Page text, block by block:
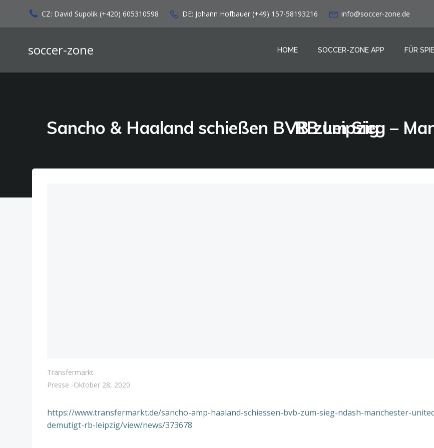
springen
CZ: David Supolik (+420) 605310598 DE: Johann Hofbauer (+49) 157-58193216 info@soccer-zone.de
soccer-zone HOME SOCCER-ZONE APP FÜR
Sancho & Haaland schießen BVB zum Sieg – Manchester United demütigt RB Leipzig
Transfermarkt
Presse -Oktober 28, 2020
https://www.transfermarkt.de/sancho-amp-haaland-schiessen-bvb-zum-sieg-ndash-manchester-
demutigt-rb-leipzig/view/news/373678